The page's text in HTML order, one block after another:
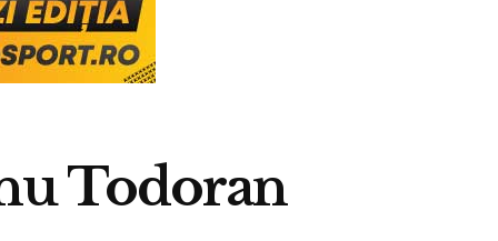
Todoran